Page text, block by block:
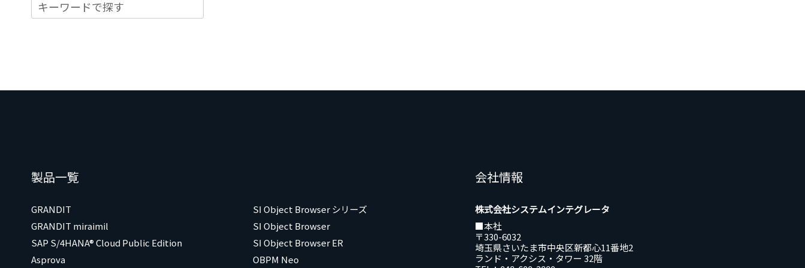
製品一覧
GRANDIT
GRANDIT miraimil
SAP S/4HANA® Cloud Public Edition
Asprova
SI Object Browser シリーズ
SI Object Browser
SI Object Browser ER
OBPM Neo
会社情報
株式会社システムインテグレータ
■本社
〒330-6032
埼玉県さいたま市中央区新都心11番地2
ランド・アクシス・タワー 32階